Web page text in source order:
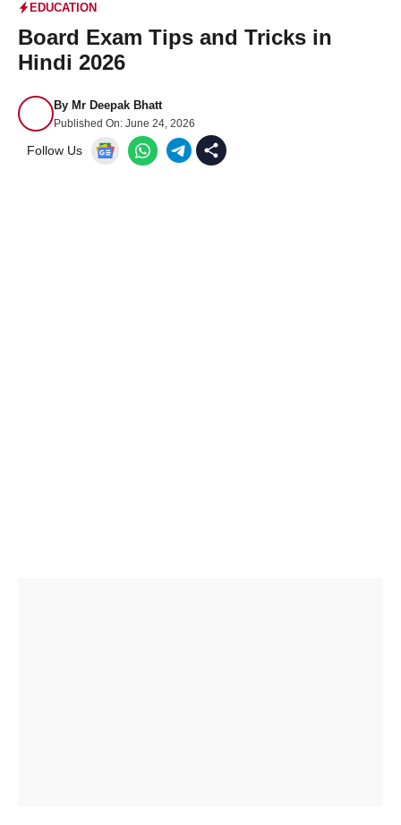
EDUCATION
Board Exam Tips and Tricks in
Hindi 2026
By Mr Deepak Bhatt
Published On: June 24, 2026
Follow Us